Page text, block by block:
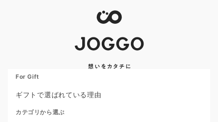
For Gift
ギフトで選ばれている理由
カテゴリから選ぶ